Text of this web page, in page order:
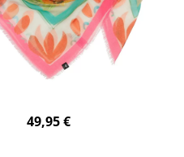
49,95 €